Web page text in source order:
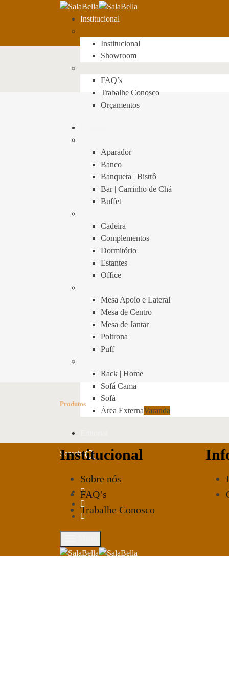
Institucional
Institucional
Showroom
FAQ’s
Trabalhe Conosco
Orçamentos
Aparador
Banco
Banqueta | Bistrô
Bar | Carrinho de Chá
Buffet
Cadeira
Complementos
Dormitório
Estantes
Office
Mesa Apoio e Lateral
Mesa de Centro
Mesa de Jantar
Poltrona
Puff
Rack | Home
Sofá Cama
Sofá
Área ExternaVaranda
Search
Produtos
Institucional
Sobre nós
FAQ’s
Trabalhe Conosco